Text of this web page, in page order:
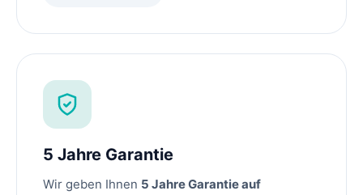
5 Jahre Garantie
Wir geben Ihnen 5 Jahre Garantie auf